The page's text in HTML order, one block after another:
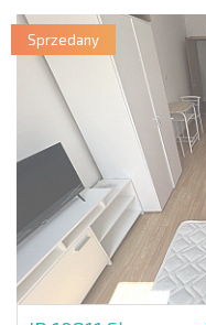
Sprzedany